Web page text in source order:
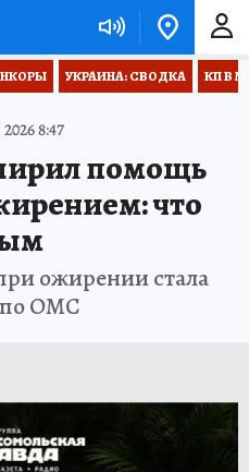
УКРАИНА: СВОДКА КП В
8:47
помощь
что
ожирении стала
по ОМС